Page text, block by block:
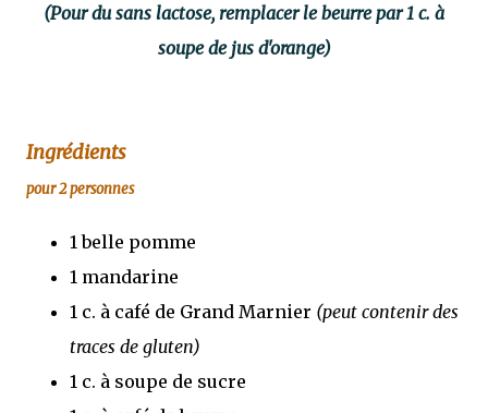
(Pour du sans lactose, remplacer le beurre par 1 c. à
soupe de jus d'orange)
Ingrédients
pour 2 personnes
1 belle pomme
1 mandarine
1 c. à café de Grand Marnier (peut contenir des
traces de gluten)
1 c. à soupe de sucre